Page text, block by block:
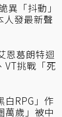
異「抖動」
人發最新聲
恩葛朗特迴
VT挑戰「死
白RPG」作
萬歲」被中